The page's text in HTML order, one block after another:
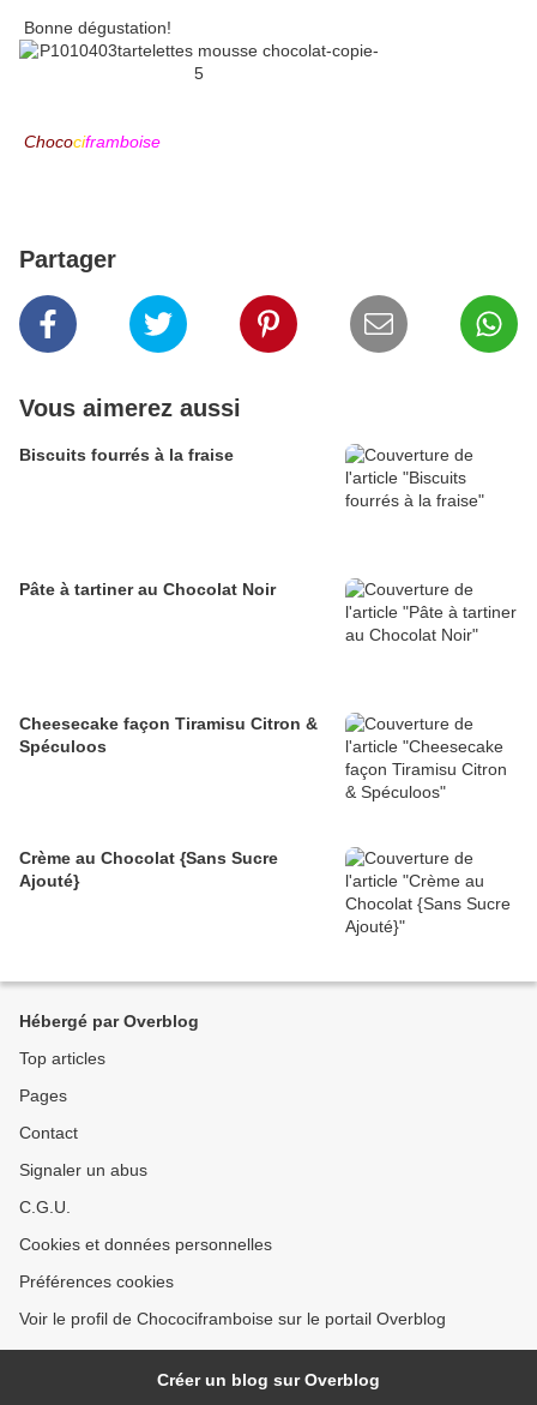
Bonne dégustation!
Chocociframboise
Partager
Vous aimerez aussi
Biscuits fourrés à la fraise
Pâte à tartiner au Chocolat Noir
Cheesecake façon Tiramisu Citron &
Spéculoos
Crème au Chocolat {Sans Sucre
Ajouté}
Hébergé par Overblog
Top articles
Pages
Contact
Signaler un abus
C.G.U.
Cookies et données personnelles
Préférences cookies
Voir le profil de Chocociframboise sur le portail Overblog
Créer un blog sur Overblog